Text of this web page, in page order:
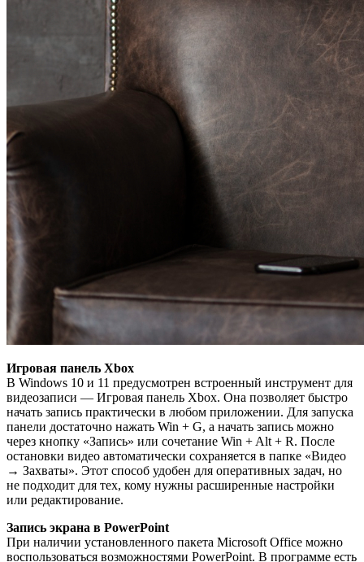
Игровая панель Xbox
В Windows 10 и 11 предусмотрен встроенный инструмент для
видеозаписи — Игровая панель Xbox. Она позволяет быстро
начать запись практически в любом приложении. Для запуска
панели достаточно нажать Win + G, а начать запись можно
через кнопку «Запись» или сочетание Win + Alt + R. После
остановки видео автоматически сохраняется в папке «Видео
→ Захваты». Этот способ удобен для оперативных задач, но
не подходит для тех, кому нужны расширенные настройки
или редактирование.
Запись экрана в PowerPoint
При наличии установленного пакета Microsoft Office можно
воспользоваться возможностями PowerPoint. В программе есть